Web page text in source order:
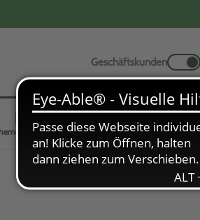
Geschäftskunden
Werbeartikel Neuheiten